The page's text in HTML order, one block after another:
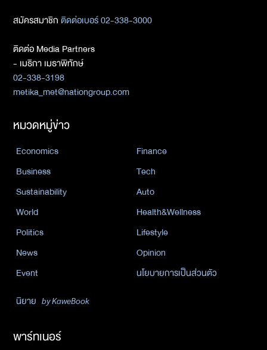
สมัครสมาชิกติดต่อเบอร์ 02-338-3000
ติดต่อ Media Partners
- เมธิกา เมธาพิทักษ์
02-338-3198
metika_met@nationgroup.com
หมวดหมู่ข่าว
Economics
Finance
Business
Tech
Sustainability
Auto
World
Health&Wellness
Politics
Lifestyle
News
Opinion
Event
นโยบายการเป็นส่วนตัว
นิยาย by KaweBook
พาร์ทเนอร์